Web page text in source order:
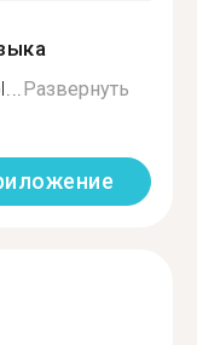
Развернуть